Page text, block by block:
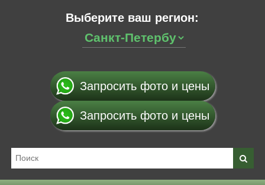
Выберите ваш регион:
Запросить фото и цены
Запросить фото и цены